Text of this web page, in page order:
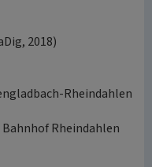
2018)
Rheindahlen
Bahnhof Rheindahlen